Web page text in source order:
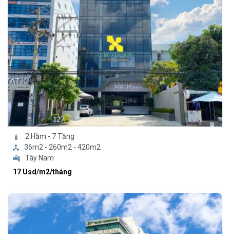
2 Hầm - 7 Tầng
36m2 - 260m2 - 420m2
Tây Nam
17 Usd/m2/tháng